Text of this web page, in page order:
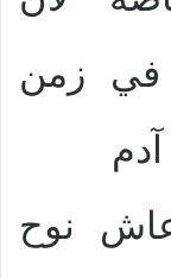
في زمن
وعاش نوح